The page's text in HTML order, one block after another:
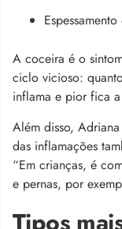
A coceira é o
ciclo vicioso:
inflama e pior fica
Além disso,
das inflamações
“Em crianças, é
e pernas, por
Tipos